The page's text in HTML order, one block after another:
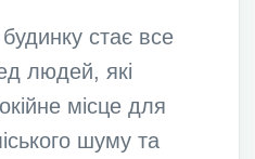
будинку стає все
людей, які
місце для
шуму та